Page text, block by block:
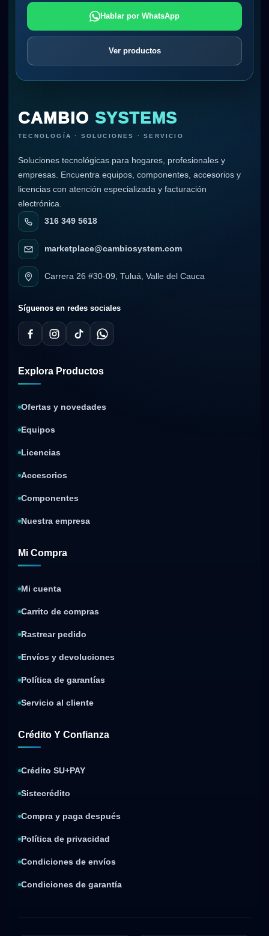
Hablar por WhatsApp
Ver productos
CAMBIO SYSTEMS
TECNOLOGÍA · SOLUCIONES · SERVICIO
Soluciones tecnológicas para hogares, profesionales y
empresas. Encuentra equipos, componentes, accesorios y
licencias con atención especializada y facturación
electrónica.
316 349 5618
marketplace@cambiosystem.com
Carrera 26 #30-09, Tuluá, Valle del Cauca
Síguenos en redes sociales
Explora Productos
Ofertas y novedades
Equipos
Licencias
Accesorios
Componentes
Nuestra empresa
Mi Compra
Mi cuenta
Carrito de compras
Rastrear pedido
Envíos y devoluciones
Política de garantías
Servicio al cliente
Crédito Y Confianza
Crédito SU+PAY
Sistecrédito
Compra y paga después
Política de privacidad
Condiciones de envíos
Condiciones de garantía